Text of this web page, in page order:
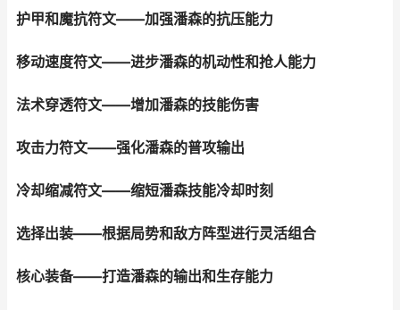
护甲和魔抗符文——加强潘森的抗压能力
移动速度符文——进步潘森的机动性和抢人能力
法术穿透符文——增加潘森的技能伤害
攻击力符文——强化潘森的普攻输出
冷却缩减符文——缩短潘森技能冷却时刻
选择出装——根据局势和敌方阵型进行灵活组合
核心装备——打造潘森的输出和生存能力